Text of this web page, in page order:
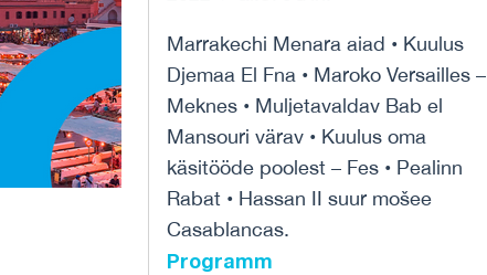
Marrakechi Menara aiad • Kuulus
Djemaa El Fna • Maroko Versailles –
Meknes • Muljetavaldav Bab el
Mansouri värav • Kuulus oma
käsitööde poolest – Fes • Pealinn
Rabat • Hassan II suur mošee
Casablancas.
Programm